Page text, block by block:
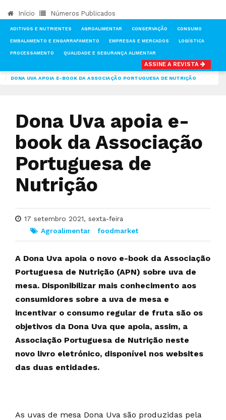
Início Números Publicados
ADITIVOS E NUTRIENTES AGROALIMENTAR CONSERVAÇÃO CONSUMO
EMBALAMENTO E ENGARRAFAMENTO EMPRESAS E MERCADOS LOGÍSTICA
PROCESSAMENTO QUALIDADE E SEGURANÇA ALIMENTAR
ASSINE A REVISTA
DONA UVA APOIA E-BOOK DA ASSOCIAÇÃO PORTUGUESA DE NUTRIÇÃO
Dona Uva apoia e-
book da Associação
Portuguesa de
Nutrição
17 setembro 2021, sexta-feira
Agroalimentar
foodmarket
A Dona Uva apoia o novo e-book da Associação
Portuguesa de Nutrição (APN) sobre uva de
mesa. Disponibilizar mais conhecimento aos
consumidores sobre a uva de mesa e
incentivar o consumo regular de fruta são os
objetivos da Dona Uva que apoia, assim, a
Associação Portuguesa de Nutrição neste
novo livro eletrónico, disponível nos websites
das duas entidades.
As uvas de mesa Dona Uva são produzidas pela